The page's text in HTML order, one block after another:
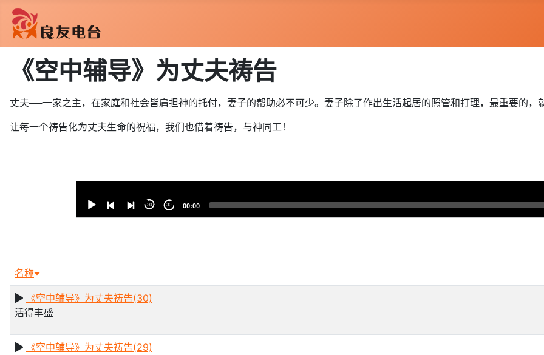
《空中辅导》为丈夫祷告
丈夫──一家之主，在家庭和社会皆肩担神的托付，妻子的帮助必不可少。妻子除了作出生活起居的照管和打理，最重要的，
让每一个祷告化为丈夫生命的祝福，我们也借着祷告，与神同工！
播
30 30 00:00
名称
《空中辅导》为丈夫祷告(30)
活得丰盛
《空中辅导》为丈夫祷告(29)